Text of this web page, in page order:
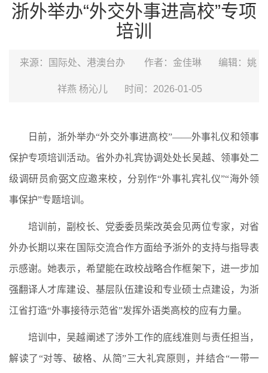
浙外举办“外交外事进高校”专项
培训
来源：国际处、港澳台办 作者：金佳琳 编辑：姚
祥燕 杨沁儿 时间：2026-01-05
日前，浙外举办“外交外事进高校”——外事礼仪和领事
保护专项培训活动。省外办礼宾协调处处长吴越、领事处二
级调研员俞弼文应邀来校，分别作“外事礼宾礼仪”“海外领
事保护”专题培训。
培训前，副校长、党委委员柴改英会见两位专家，对省
外办长期以来在国际交流合作方面给予浙外的支持与指导表
示感谢。她表示，希望能在政校战略合作框架下，进一步加
强翻译人才库建设、基层队伍建设和专业硕士点建设，为浙
江省打造“外事接待示范省”发挥外语类高校的应有力量。
培训中，吴越阐述了涉外工作的底线准则与责任担当，
解读了“对等、破格、从简”三大礼宾原则，并结合“一带一